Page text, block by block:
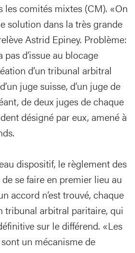
les comités mixtes (CM). «On
solution dans la très grande
Astrid Epiney. Problème:
pas d’issue au blocage
d’un tribunal arbitral
juge suisse, d’un juge de
de deux juges de chaque
désigné par eux, amené à
dispositif, le règlement des
se faire en premier lieu au
accord n’est trouvé, chaque
tribunal arbitral paritaire, qui
sur le différend. «Les
un mécanisme de